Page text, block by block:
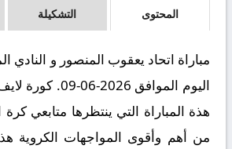
المحتوى التشكيلة
مباراة اتحاد يعقوب المنصور و النادي
اليوم الموافق
هذة المباراة التي ينتظرها متابعي
من أهم وأقوى المواجهات الكروية